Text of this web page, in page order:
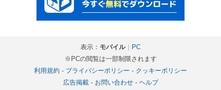
表示： モバイル｜
PC
※PCの閲覧は一部制限されます
利用規約 - プライバシーポリシー - クッキーポリシー
広告掲載- お問い合わせ- ヘルプ